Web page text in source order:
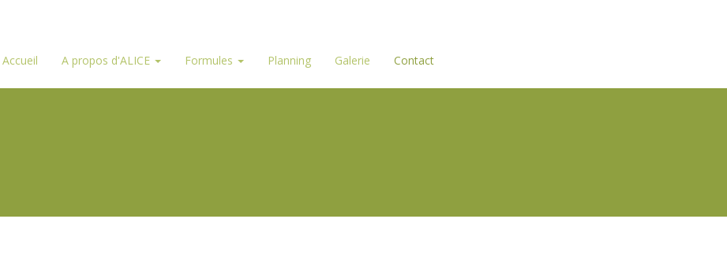
Accueil A propos d'ALICE Formules Planning Galerie Contact